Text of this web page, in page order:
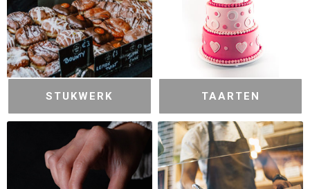
STUKWERK TAARTEN